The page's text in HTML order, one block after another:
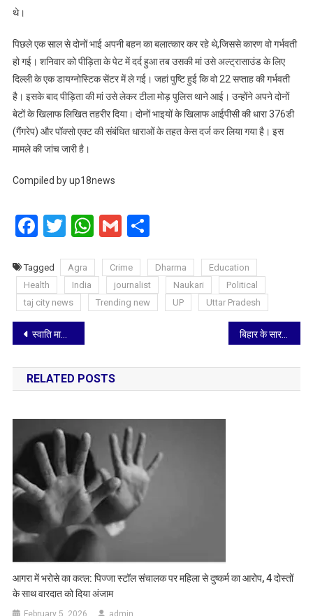
थे।
पिछले एक साल से दोनों भाई अपनी बहन का बलात्कार कर रहे थे,जिससे कारण वो गर्भवती
हो गई। शनिवार को पीड़िता के पेट में दर्द हुआ तब उसकी मां उसे अल्ट्रासाउंड के लिए
दिल्ली के एक डायग्नोस्टिक सेंटर में ले गई। जहां पुष्टि हुई कि वो 22 सप्ताह की गर्भवती
है। इसके बाद पीड़िता की मां उसे लेकर टीला मोड़ पुलिस थाने आई। उन्होंने अपने दोनों
बेटों के खिलाफ लिखित तहरीर दिया। दोनों भाइयों के खिलाफ आईपीसी की धारा 376डी
(गैंगरेप) और पॉक्सो एक्ट की संबंधित धाराओं के तहत केस दर्ज कर लिया गया है। इस
मामले की जांच जारी है।
Compiled by up18news
Facebook
TwitterWhatsApp
Gmail
Tagged Agra Crime Dharma
Education
Health
India journalist Naukari
Political
taj city news
Trending new UP Uttar Pradesh
Post
navigation
स्वाति मालीवाल केस: बिभव कुमार को जांच के लिए मुंबई ले जा रही दिल्ली पुलिस बिहार के सारण में चुनाव बाद हिंसक संघर्ष, गोलीबारी में एक की मौत, 48 घंटे के लिए इंटरनेट बंद
RELATED POSTS
आगरा में भरोसे का कत्ल: पिज्जा स्टॉल संचालक पर महिला से दुष्कर्म का आरोप, 4 दोस्तों
के साथ वारदात को दिया अंजाम